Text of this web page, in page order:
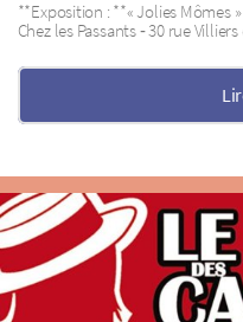
**Exposition : **« Jolies Mômes »
Chez les Passants ‐ 30 rue